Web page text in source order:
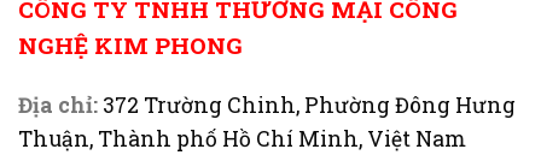
CÔNG TY TNHH THƯƠNG MẠI CÔNG
NGHỆ KIM PHONG
Địa chỉ: 372 Trường Chinh, Phường Đông Hưng
Thuận, Thành phố Hồ Chí Minh, Việt Nam